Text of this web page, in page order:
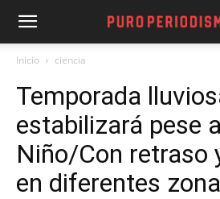
Inicio ciencia
Temporada
estabilizará pese
Niño/Con retraso
en diferentes